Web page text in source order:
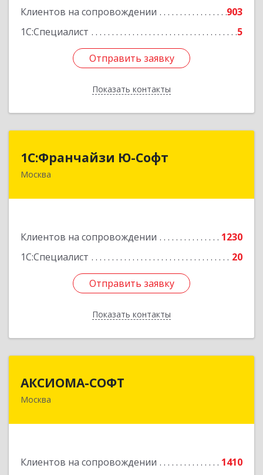
Клиентов на сопровождении
903
1С:Специалист
5
Отправить заявку
Показать контакты
Отправить заявку
Назад
1С:Франчайзи Ю-Софт
Москва
Клиентов на сопровождении
1230
1С:Специалист
20
Отправить заявку
Показать контакты
1С:Франчайзи Ю-Софт
117149, Москва г, вн.тер.г. муниципальный
Отправить заявку
Назад
АКСИОМА-СОФТ
Москва
Клиентов на сопровождении
1410
105066, Москва г, вн.тер.г. муниципальный
Подробнее